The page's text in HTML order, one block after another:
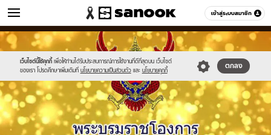
เข้าสู่ระบบสมาชิก
ข่าว หมวดอื่นๆ
เว็บไซต์นี้ใช้คุกกี้ เพื่อให้ท่านได้รับประสบการณ์การใช้งานที่ดีที่สุดบน เว็บไซต์
ของเรา โปรดศึกษาเพิ่มเติมที่ นโยบายความเป็นส่วนตัว และ นโยบายคุกกี้
ตกลง
Sanook
//s.isanook.com/sr/0/images/logo-
new-
sanook.png
600
60
//s.isanook.com/ns/0/ud/371/1856126/642288-
01.jpg